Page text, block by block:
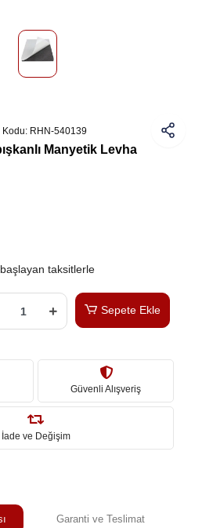
Kodu: RHN-540139
Manyetik Levha
taksitlerle
Sepete Ekle
Güvenli Alışveriş
İade ve Değişim
Garanti ve Teslimat